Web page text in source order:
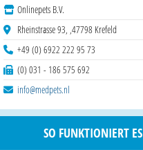
Onlinepets B.V.
Rheinstrasse 93, ,47798 Krefeld
+49 (0) 6922 222 95 73
(0) 031 - 186 575 692
info@medpets.nl
SO FUNKTIONIERT ES